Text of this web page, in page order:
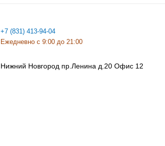
+7 (831) 413-94-04
Ежедневно с 9:00 до 21:00
Нижний Новгород пр.Ленина д.20 Офис 12